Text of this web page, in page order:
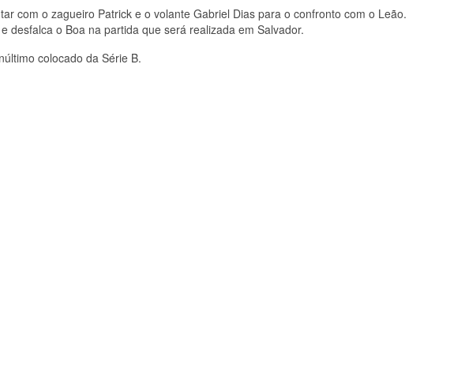
com o zagueiro Patrick e o volante Gabriel Dias para o confronto com o Leão.
desfalca o Boa na partida que será realizada em Salvador.
colocado da Série B.